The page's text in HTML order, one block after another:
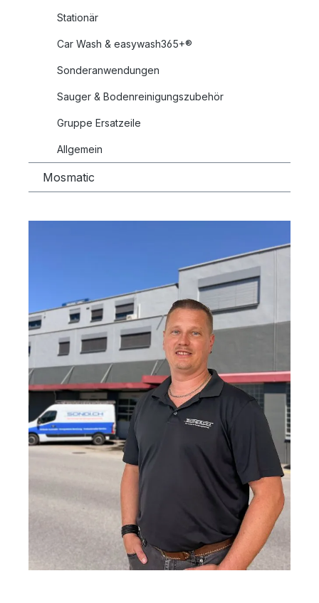
Stationär
Car Wash & easywash365+®
Sonderanwendungen
Sauger & Bodenreinigungszubehör
Gruppe Ersatzeile
Allgemein
Mosmatic